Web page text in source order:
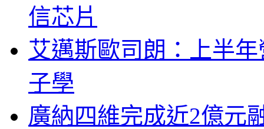
信芯片
艾邁斯歐司朗：上半
子學
廣納四維完成近2億元